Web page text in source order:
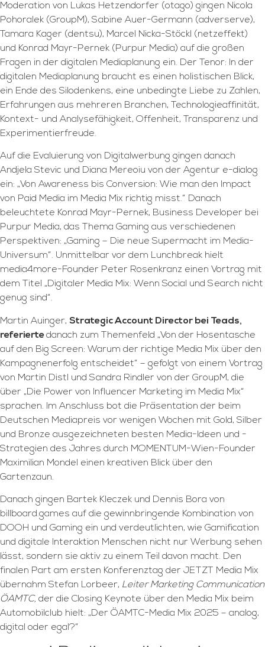
Moderation von Lukas Hetzendorfer (otago) gingen Nicola
Pohoralek (GroupM), Sabine Auer-Germann (adverserve),
Tamara Kager (dentsu), Marcel Nicka-Stöckl (netzeffekt)
und Konrad Mayr-Pernek (Purpur Media) auf die großen
Fragen in der digitalen Mediaplanung ein. Der Tenor: In der
digitalen Mediaplanung braucht es einen holistischen Blick,
ein Ende des Silodenkens, eine unbedingte Liebe zu Zahlen,
Erfahrungen aus mehreren Branchen, Technologieaffinität,
Kontext- und Analysefähigkeit, Offenheit, Transparenz und
Experimentierfreude.
Auf die Evaluierung von Digitalwerbung gingen danach
Andjela Stevic und Diana Mereoiu von der Agentur e-dialog
ein: „Von Awareness bis Conversion: Wie man den Impact
von Paid Media im Media Mix richtig misst.“ Danach
beleuchtete Konrad Mayr-Pernek, Business Developer bei
Purpur Media, das Thema Gaming aus verschiedenen
Perspektiven: „Gaming – Die neue Supermacht im Media-
Universum“. Unmittelbar vor dem Lunchbreak hielt
media4more-Founder Peter Rosenkranz einen Vortrag mit
dem Titel „Digitaler Media Mix: Wenn Social und Search nicht
genug sind“.
Martin Auinger, Strategic Account Director bei Teads,
referiertedanach zum Themenfeld „Von der Hosentasche
auf den Big Screen: Warum der richtige Media Mix über den
Kampagnenerfolg entscheidet“ – gefolgt von einem Vortrag
von Martin Distl und Sandra Rindler von der GroupM, die
über „Die Power von Influencer Marketing im Media Mix“
sprachen. Im Anschluss bot die Präsentation der beim
Deutschen Mediapreis vor wenigen Wochen mit Gold, Silber
und Bronze ausgezeichneten besten Media-Ideen und -
Strategien des Jahres durch MOMENTUM-Wien-Founder
Maximilian Mondel einen kreativen Blick über den
Gartenzaun.
Danach gingen Bartek Kleczek und Dennis Bora von
billboard.games auf die gewinnbringende Kombination von
DOOH und Gaming ein und verdeutlichten, wie Gamification
und digitale Interaktion Menschen nicht nur Werbung sehen
lässt, sondern sie aktiv zu einem Teil davon macht. Den
finalen Part am ersten Konferenztag der JETZT Media Mix
übernahm Stefan Lorbeer, Leiter Marketing Communication
ÖAMTC, der die Closing Keynote über den Media Mix beim
Automobilclub hielt: „Der ÖAMTC-Media Mix 2025 – analog,
digital oder egal?“